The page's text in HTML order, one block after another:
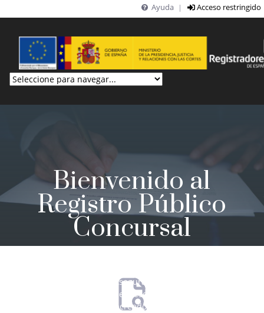
Ayuda | Acceso restringido
Bienvenido al
Registro Público
Concursal
institución concursal. Asegura la difusión, publicidad
y acceso a las principales resoluciones que se dicten
en los concursos de acreedores declarados o que